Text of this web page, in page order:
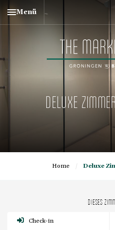
Menü
DELUXE
Home / Deluxe
DIESES
Check-in